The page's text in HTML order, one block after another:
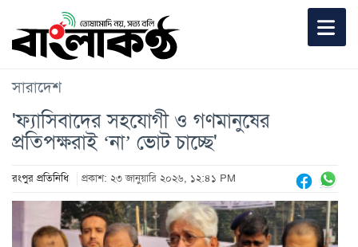
সারাদেশ
'ফ্যাসিবাদের সহযোগী ও গণমানুষের
প্রতিপক্ষরাই ‘না’ ভোট চাচ্ছে'
রংপুর প্রতিনিধি প্রকাশ: ২৩ জানুয়ারি ২০২৬, ১২:৪১ PM